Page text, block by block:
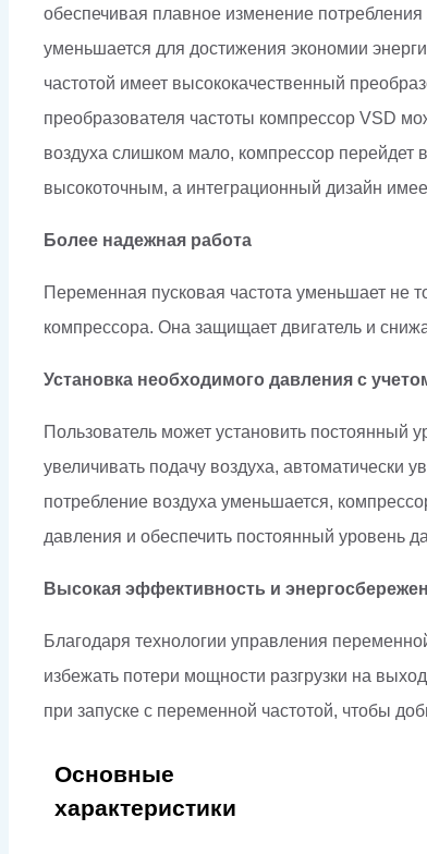
обеспечивая плавное изменение потребления
уменьшается для достижения экономии
частотой имеет высококачественный
преобразователя частоты компрессор VSD
воздуха слишком мало, компрессор перейдет
высокоточным, а интеграционный дизайн
Более надежная работа
Переменная пусковая частота уменьшает не
компрессора. Она защищает двигатель и
Установка необходимого давления с
Пользователь может установить постоянный
увеличивать подачу воздуха, автоматически
потребление воздуха уменьшается,
давления и обеспечить постоянный уровень
Высокая эффективность и
Благодаря технологии управления
избежать потери мощности разгрузки на
при запуске с переменной частотой, чтобы
Основные
характеристики